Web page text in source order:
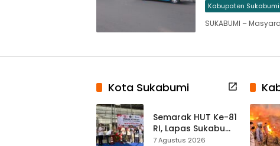
Kabupaten Sukabumi
SUKABUMI –
Kota Sukabumi
Semarak HUT Ke-81
RI, Lapas Sukabumi
Resmi Gelar Pekan
7 Agustus 2026